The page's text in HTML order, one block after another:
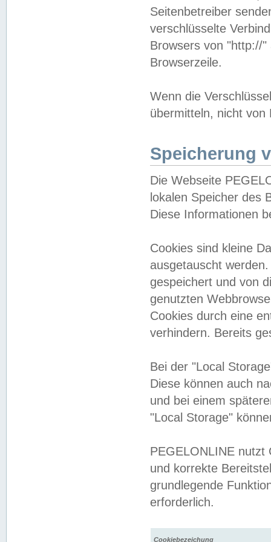
Seitenbetreiber
verschlüsselte
Browsers von "http://
Browserzeile.
Wenn die
übermitteln, nicht von
Speicherung
Die Webseite
lokalen Speicher des
Diese Informationen
Cookies sind kleine
ausgetauscht
gespeichert und von
genutzten
Cookies durch eine
verhindern. Bereits
Bei der "Local
Diese können auch
und bei einem
"Local Storage"
PEGELONLINE nutzt
und korrekte
grundlegende
erforderlich.
Cookiebezeichung